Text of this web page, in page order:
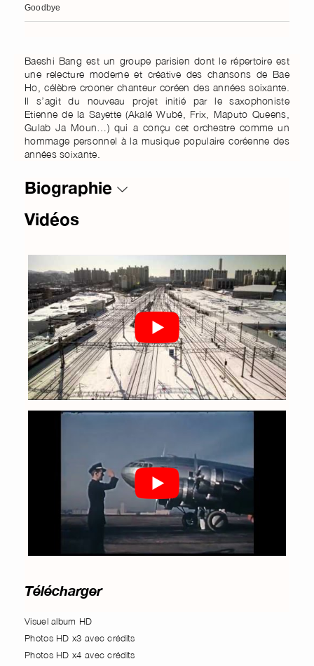
Goodbye
Baeshi Bang est un groupe parisien dont le répertoire est
une relecture moderne et créative des chansons de Bae
Ho, célèbre crooner chanteur coréen des années soixante.
Il s’agit du nouveau projet initié par le saxophoniste
Etienne de la Sayette (Akalé Wubé, Frix, Maputo Queens,
Gulab Ja Moun…) qui a conçu cet orchestre comme un
hommage personnel à la musique populaire coréenne des
années soixante.
Biographie
Vidéos
Télécharger
Visuel album HD
Photos HD x3 avec crédits
Photos HD x4 avec crédits